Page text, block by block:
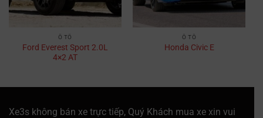
Ô TÔ
Ford Everest Sport 2.0L
4×2 AT
Ô TÔ
Honda Civic E
Xe3s không bán xe trực tiếp, Quý Khách mua xe xin vui